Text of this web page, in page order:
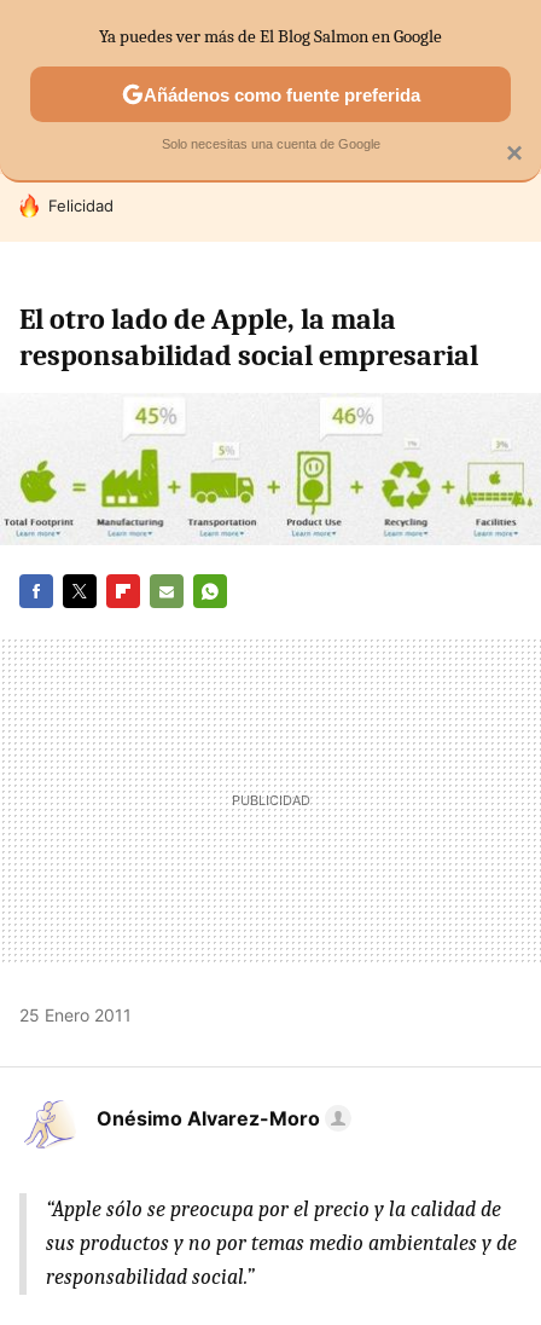
SECTORES ECONOMÍA DOMÉSTICA MERCADOS
HOY SE HABLA DE
Felicidad
El otro lado de Apple, la mala
responsabilidad social empresarial
MAIL
25 Enero 2011
Onésimo Alvarez-Moro
“Apple sólo se preocupa por el precio y la calidad de
sus productos y no por temas medio ambientales y de
responsabilidad social.”
×
Ya puedes ver más de El Blog Salmon en Google
Añádenos como fuente preferida
Solo necesitas una cuenta de Google